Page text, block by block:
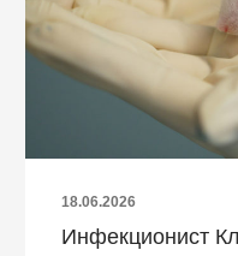
18.06.2026
Инфекционист